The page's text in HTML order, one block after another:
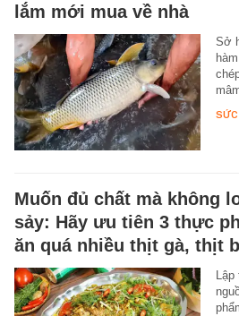
lắm mới mua về nhà
Sở
SỨC
Muốn đủ chất mà không
sảy: Hãy ưu tiên 3 thực
ăn quá nhiều thịt gà, thịt